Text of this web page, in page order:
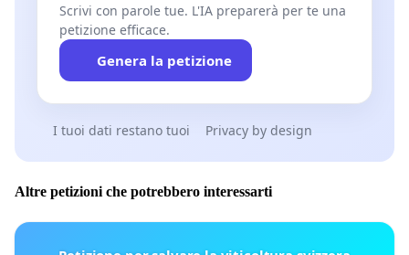
Scrivi con parole tue. L'IA preparerà per te una
petizione efficace.
Genera la petizione
I tuoi dati restano tuoi Privacy by design
Altre petizioni che potrebbero interessarti